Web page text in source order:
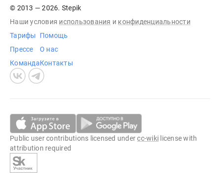
© 2013 — 2026. Stepik
Наши условия использования и конфиденциальности
Тарифы
Прессе
Команда
Помощь
О нас
Контакты
Public user contributions licensed undercc-wiki license with
attribution required